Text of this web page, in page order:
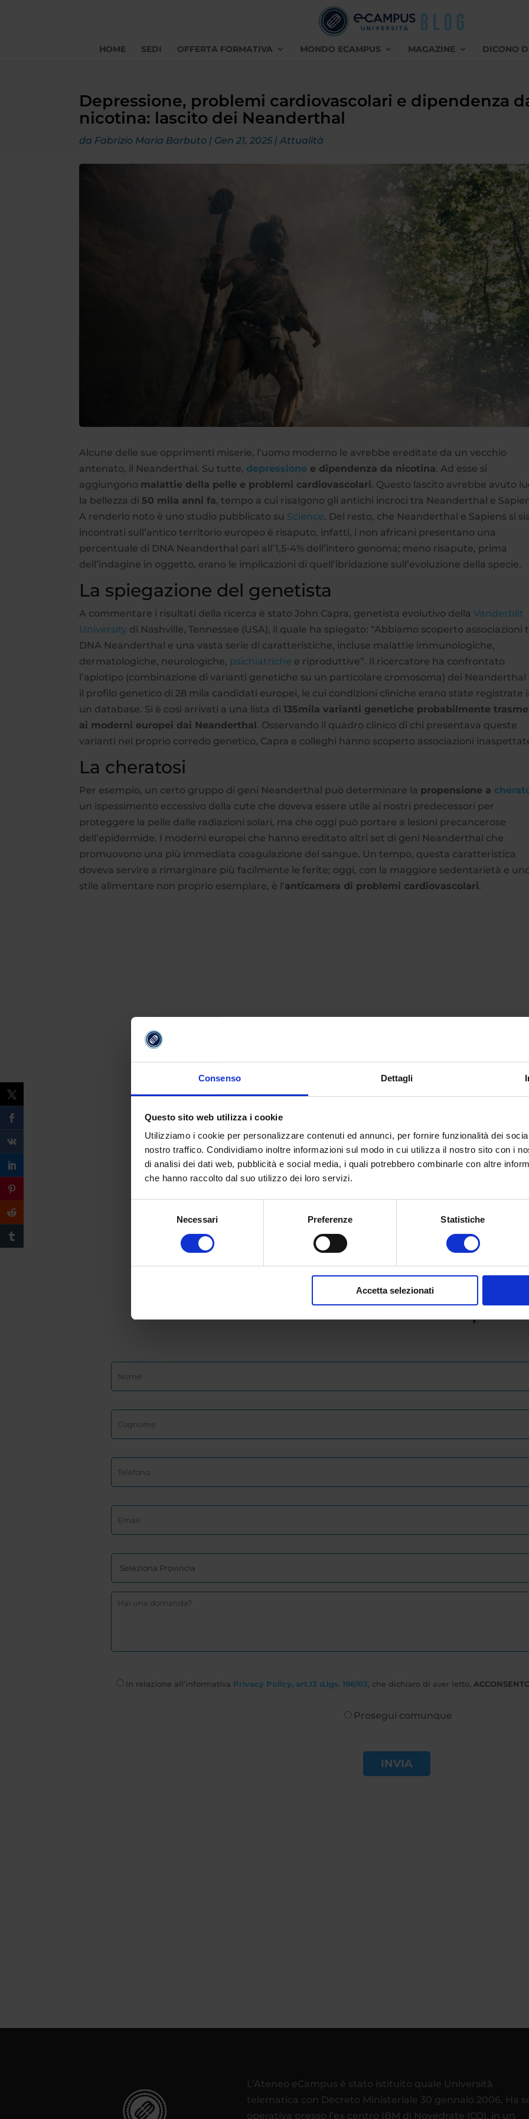
Consenso Dettagli
Questo sito web utilizza i cookie
Utilizziamo i cookie per personalizzare contenuti ed annunci, per fornire funzionalità dei
nostro traffico. Condividiamo inoltre informazioni sul modo in cui utilizza il nostro sito con i
di analisi dei dati web, pubblicità e social media, i quali potrebbero combinarle con altre
che hanno raccolto dal suo utilizzo dei loro servizi.
Necessari Preferenze Statistiche
Accetta selezionati
HOME SEDI OFFERTA FORMATIVA MONDO ECAMPUS MAGAZINE DICONO
Depressione, problemi cardiovascolari e dipendenza
nicotina: lascito dei Neanderthal
da Fabrizio Maria Barbuto | Gen 21, 2025 |Attualità
Alcune delle sue opprimenti miserie, l’uomo moderno le avrebbe ereditate da un vecchio
antenato, il Neanderthal. Su tutte, depressione e dipendenza da nicotina. Ad esse si
aggiungono malattie della pelle e problemi cardiovascolari. Questo lascito avrebbe avuto
la bellezza di 50 mila anni fa, tempo a cui risalgono gli antichi incroci tra Neanderthal e
A renderlo noto è uno studio pubblicato su Science. Del resto, che Neanderthal e Sapiens si
incontrati sull’antico territorio europeo è risaputo, infatti, i non africani presentano una
percentuale di DNA Neanderthal pari all’1,5-4% dell’intero genoma; meno risapute, prima
dell’indagine in oggetto, erano le implicazioni di quell’ibridazione sull’evoluzione della specie.
La spiegazione del genetista
A commentare i risultati della ricerca è stato John Capra, genetista evolutivo dellaVanderbilt
University di Nashville, Tennessee (USA), il quale ha spiegato: “Abbiamo scoperto associazioni
DNA Neanderthal e una vasta serie di caratteristiche, incluse malattie immunologiche,
dermatologiche, neurologiche, psichiatriche e riproduttive”. Il ricercatore ha confrontato
l’aplotipo (combinazione di varianti genetiche su un particolare cromosoma) dei Neanderthal
il profilo genetico di 28 mila candidati europei, le cui condizioni cliniche erano state registrate
un database. Si è così arrivati a una lista di135mila varianti genetiche probabilmente
ai moderni europei dai Neanderthal. Osservando il quadro clinico di chi presentava queste
varianti nel proprio corredo genetico, Capra e colleghi hanno scoperto associazioni
La cheratosi
Per esempio, un certo gruppo di geni Neanderthal può determinare la propensione a
un ispessimento eccessivo della cute che doveva essere utile ai nostri predecessori per
proteggere la pelle dalle radiazioni solari, ma che oggi può portare a lesioni precancerose
dell’epidermide. I moderni europei che hanno ereditato altri set di geni Neanderthal che
promuovono una più immediata coagulazione del sangue. Un tempo, questa caratteristica
doveva servire a rimarginare più facilmente le ferite; oggi, con la maggiore sedentarietà e
stile alimentare non proprio esemplare, è l’anticamera di problemi cardiovascolari.
Compila il form e richiedi informazioni
dell’Università eCampus
In relazione all’informativa Privacy Policy, art.13 d.lgs. 196/03 , che dichiaro di aver letto,
Prosegui comunque
L’Ateneo eCampus è stato istituito quale Università
telematica con Decreto Ministeriale 30 gennaio 2006. Ha
operativa presso l’ex centro IBM di Novedrate (CO), in un